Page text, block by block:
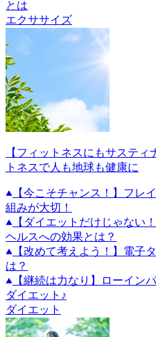
とは
エクササイズ
【フィットネスにもサステ
トネスで人も地球も健康に
【今こそチャンス！】フレ
組みが大切！
【ダイエットだけじゃない
ヘルスへの効果とは？
【改めて考えよう！】電子
は？
【継続は力なり】ローイン
ダイエット♪
ダイエット